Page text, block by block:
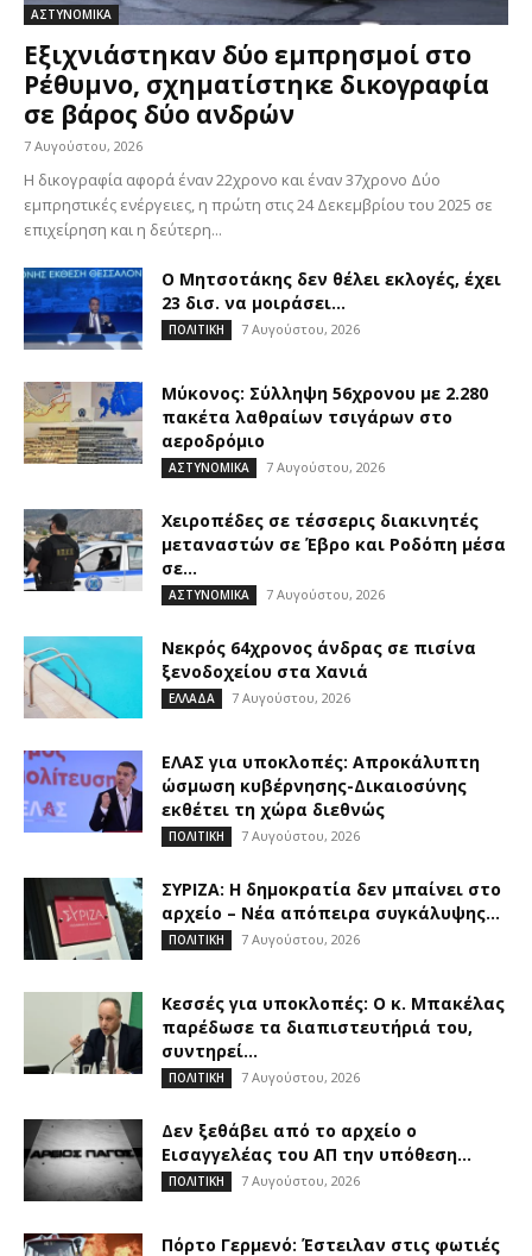
ΑΣΤΥΝΟΜΙΚΑ
Εξιχνιάστηκαν δύο εμπρησμοί στο
Ρέθυμνο, σχηματίστηκε δικογραφία
σε βάρος δύο ανδρών
7 Αυγούστου, 2026
Η δικογραφία αφορά έναν 22χρονο και έναν 37χρονο Δύο
εμπρηστικές ενέργειες, η πρώτη στις 24 Δεκεμβρίου του 2025 σε
επιχείρηση και η δεύτερη...
Ο Μητσοτάκης δεν θέλει εκλογές, έχει
23 δισ. να μοιράσει…
ΠΟΛΙΤΙΚΗ 7 Αυγούστου, 2026
Μύκονος: Σύλληψη 56χρονου με 2.280
πακέτα λαθραίων τσιγάρων στο
αεροδρόμιο
ΑΣΤΥΝΟΜΙΚΑ 7 Αυγούστου, 2026
Χειροπέδες σε τέσσερις διακινητές
μεταναστών σε Έβρο και Ροδόπη μέσα
σε...
ΑΣΤΥΝΟΜΙΚΑ 7 Αυγούστου, 2026
Νεκρός 64χρονος άνδρας σε πισίνα
ξενοδοχείου στα Χανιά
ΕΛΛΑΔΑ 7 Αυγούστου, 2026
ΕΛΑΣ για υποκλοπές: Απροκάλυπτη
ώσμωση κυβέρνησης-Δικαιοσύνης
εκθέτει τη χώρα διεθνώς
ΠΟΛΙΤΙΚΗ 7 Αυγούστου, 2026
ΣΥΡΙΖΑ: Η δημοκρατία δεν μπαίνει στο
αρχείο – Νέα απόπειρα συγκάλυψης...
ΠΟΛΙΤΙΚΗ 7 Αυγούστου, 2026
Κεσσές για υποκλοπές: Ο κ. Μπακέλας
παρέδωσε τα διαπιστευτήριά του,
συντηρεί...
ΠΟΛΙΤΙΚΗ 7 Αυγούστου, 2026
Δεν ξεθάβει από το αρχείο ο
Εισαγγελέας του ΑΠ την υπόθεση...
ΠΟΛΙΤΙΚΗ 7 Αυγούστου, 2026
Πόρτο Γερμενό: Έστειλαν στις φωτιές